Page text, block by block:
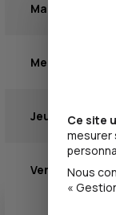
Mardi
Mercredi
Jeudi
Vendredi
Ce site
mesurer
Nous
«